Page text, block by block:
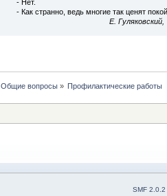
- Нет.
- Как странно, ведь многие так ценят
E.
Общие вопросы» Профилактические работы
SMF 2.0.2